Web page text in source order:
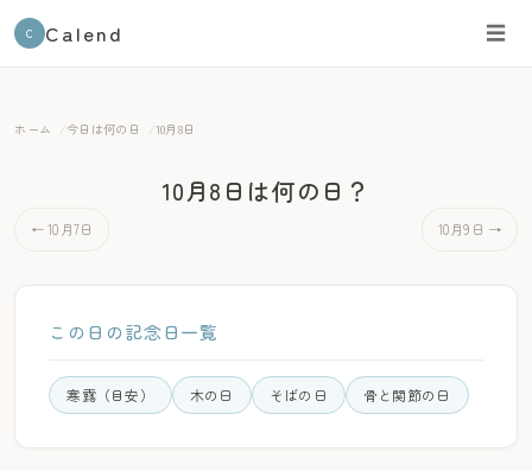
C Calend ☰
ホーム 今日は何の日 10月8日
← 10月7日
10月8日は何の日？
10月9日 →
この日の記念日一覧
寒露（目安） 木の日 そばの日 骨と関節の日